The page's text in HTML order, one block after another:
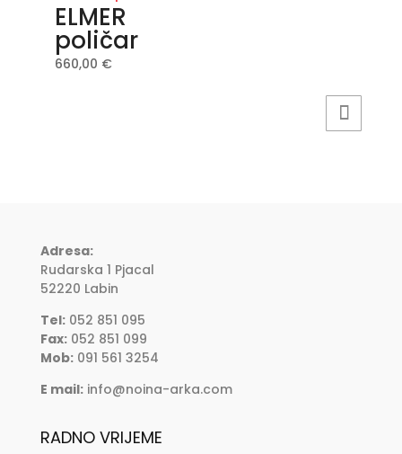
ELMER
poličar
660,00 €
Adresa:
Rudarska 1 Pjacal
52220 Labin
Tel:052 851 095
Fax:052 851 099
Mob:091 561 3254
E mail: info@noina-arka.com
RADNO VRIJEME